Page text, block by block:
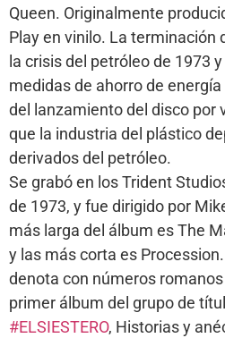
Queen. Originalmente
Play en vinilo. La terminación
la crisis del petróleo de 1973
medidas de ahorro de
del lanzamiento del disco por
que la industria del plástico
derivados del petróleo.
Se grabó en los Trident
de 1973, y fue dirigido por
más larga del álbum es The
y las más corta es
denota con números
primer álbum del grupo de
#ELSIESTERO, Historias y